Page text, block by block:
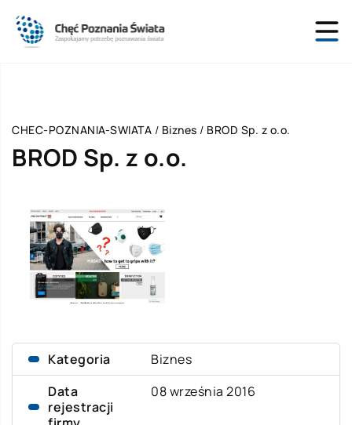
CHEC-POZNANIA-SWIATA / Biznes / BROD Sp. z o.o.
BROD Sp. z o.o.
Kategoria
Biznes
Data
rejestracji
08 września 2016